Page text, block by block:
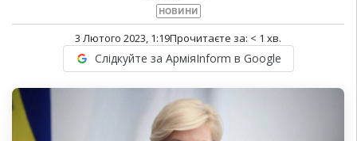
НОВИНИ
3 Лютого 2023, 1:19Прочитаєте за: < 1 хв.
Слідкуйте за АрміяInform в Google